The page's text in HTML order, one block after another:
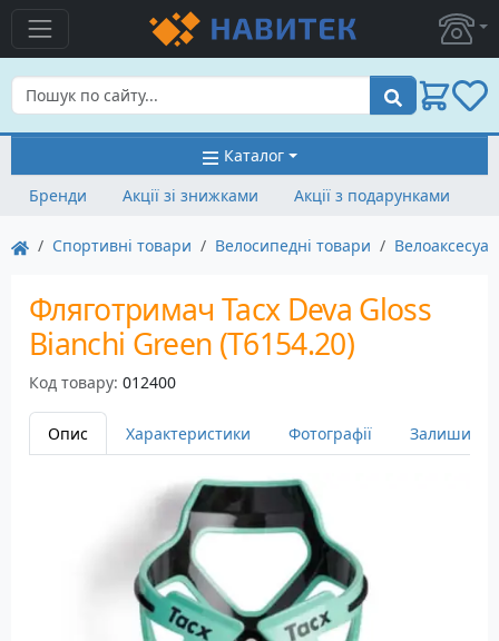
Пошук
Каталог
Бренди
Акції зі знижками Акції з подарунками
Спортивні товари Велосипедні товари
Фляготримач Tacx Deva Gloss
Bianchi Green (T6154.20)
Код товару: 012400
Опис Характеристики Фотографії Залишити